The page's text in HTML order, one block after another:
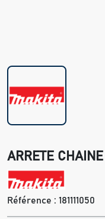
ARRETE CHAINE
Référence : 181111050